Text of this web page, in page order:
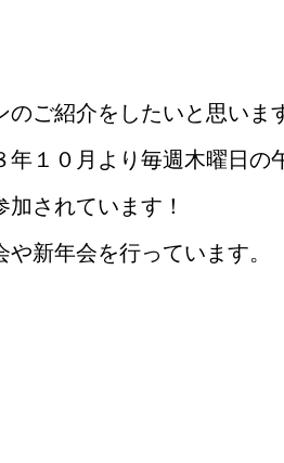
ご紹介をしたいと思いま
１０月より毎週木曜日の
されています！
新年会を行っています。